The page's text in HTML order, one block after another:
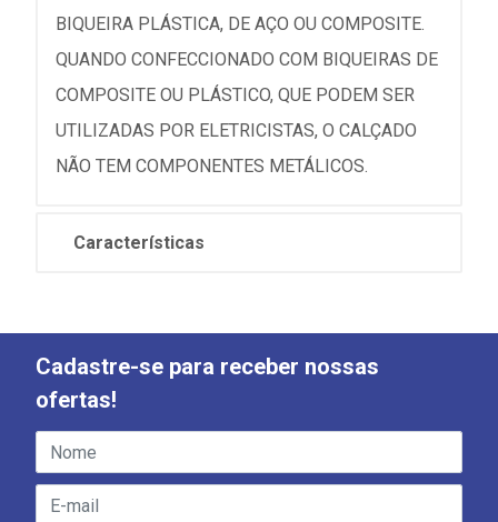
BIQUEIRA PLÁSTICA, DE AÇO OU COMPOSITE.
QUANDO CONFECCIONADO COM BIQUEIRAS DE
COMPOSITE OU PLÁSTICO, QUE PODEM SER
UTILIZADAS POR ELETRICISTAS, O CALÇADO
NÃO TEM COMPONENTES METÁLICOS.
Características
Cadastre-se para receber nossas
ofertas!